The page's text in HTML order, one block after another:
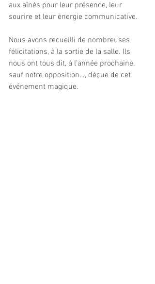
aux aînés pour leur présence, leur
sourire et leur énergie communicative.
Nous avons recueilli de nombreuses
félicitations, à la sortie de la salle. Ils
nous ont tous dit, à l’année prochaine,
sauf notre opposition…, déçue de cet
événement magique.